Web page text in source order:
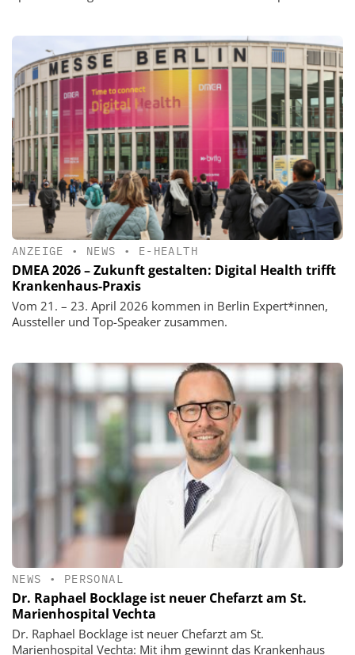
ANZEIGE • NEWS • E-HEALTH
DMEA 2026 – Zukunft gestalten: Digital Health trifft
Krankenhaus-Praxis
Vom 21. – 23. April 2026 kommen in Berlin Expert*innen,
Aussteller und Top-Speaker zusammen.
NEWS • PERSONAL
Dr. Raphael Bocklage ist neuer Chefarzt am St.
Marienhospital Vechta
Dr. Raphael Bocklage ist neuer Chefarzt am St.
Marienhospital Vechta: Mit ihm gewinnt das Krankenhaus